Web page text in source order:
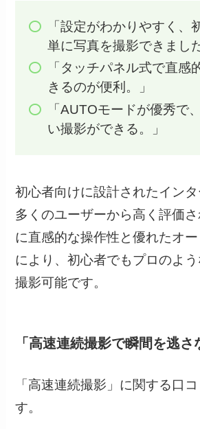
「設定がわかりやすく、
単に写真を撮影できまし
「タッチパネル式で直感
きるのが便利。」
「AUTOモードが優秀で
い撮影ができる。」
初心者向けに設計されたインタ
多くのユーザーから高く評価
に直感的な操作性と優れたオ
により、初心者でもプロのよ
撮影可能です。
「高速連続撮影で瞬間を逃さ
「高速連続撮影」に関する口
す。